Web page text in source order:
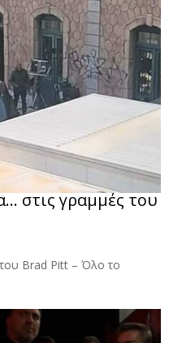
στις γραμμές του
Brad Pitt – Όλο το